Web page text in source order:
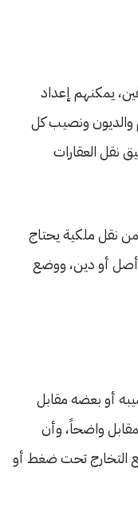
يمكنهم إعداد
والديون ونصيب كل
نقل العقارات
نقل ملكية يحتاج
أصل أو دين، ووضع
أو بعضه مقابل
واضحاً، وأن
التخارج تحت ضغط أو